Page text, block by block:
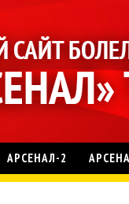
АРСЕНАЛ-2